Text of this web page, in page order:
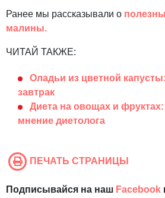
Ранее мы рассказывали о
малины.
ЧИТАЙ ТАКЖЕ:
Оладьи из цветной
завтрак
Диета на овощах и
мнение диетолога
ПЕЧАТЬ СТРАНИЦЫ
Подписывайся на наш Facebook